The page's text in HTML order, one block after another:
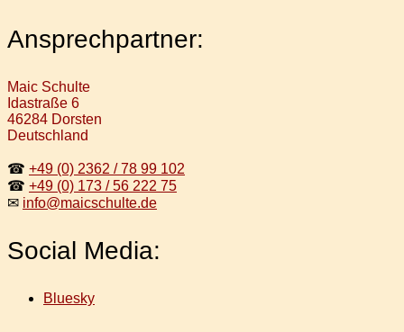
Ansprechpartner:
Maic Schulte
Idastraße 6
46284 Dorsten
Deutschland
☎ +49 (0) 2362 / 78 99 102
☎ +49 (0) 173 / 56 222 75
✉ info@maicschulte.de
Social Media:
Bluesky